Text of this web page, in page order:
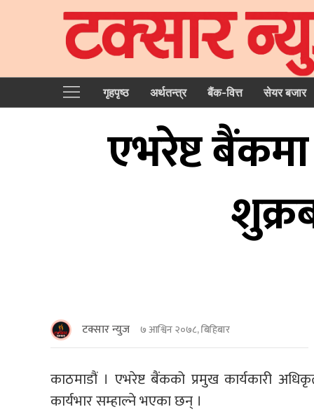
गृहपृष्‍ठ अर्थतन्त्र बैंक-वित्त सेयर बजार
एभरेष्ट
टक्सार न्युज ७ आश्विन २०७८, बिहिबार
काठमाडौं । एभरेष्ट बैंकको प्रमुख कार्यकारी
कार्यभार सम्हाल्ने भएका छन् ।